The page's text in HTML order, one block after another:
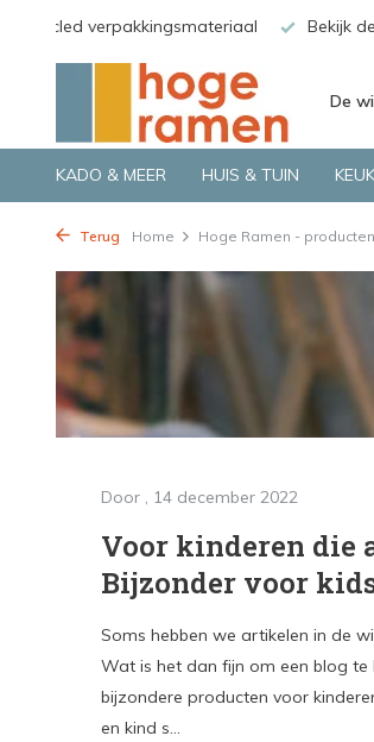
verpakkingsmateriaal Bekijk
De
KADO & MEER HUIS & TUIN
Terug Home Hoge Ramen -
Door , 14 december 2022
Voor kinderen die
Bijzonder voor
Soms hebben we artikelen in de
Wat is het dan fijn om een blog te
bijzondere producten voor
en kind s...